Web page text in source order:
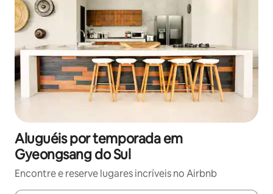
Aluguéis por temporada em
Gyeongsang do Sul
Encontre e reserve lugares incríveis no Airbnb